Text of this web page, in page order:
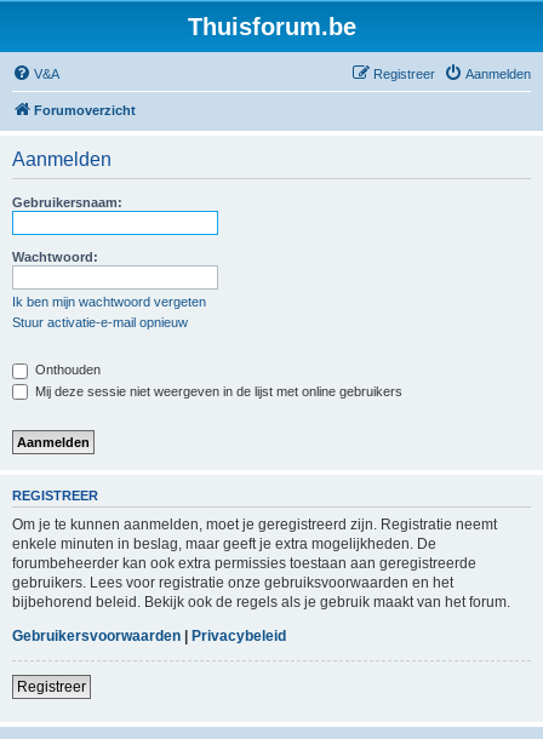
Thuisforum.be
V&A Aanmelden
Registreer
Forumoverzicht
Aanmelden
Gebruikersnaam:
Wachtwoord:
Ik ben mijn wachtwoord vergeten
Stuur activatie-e-mail opnieuw
Onthouden
Mij deze sessie niet weergeven in de lijst met online gebruikers
REGISTREER
Om je te kunnen aanmelden, moet je geregistreerd zijn. Registratie neemt
enkele minuten in beslag, maar geeft je extra mogelijkheden. De
forumbeheerder kan ook extra permissies toestaan aan geregistreerde
gebruikers. Lees voor registratie onze gebruiksvoorwaarden en het
bijbehorend beleid. Bekijk ook de regels als je gebruik maakt van het forum.
Gebruikersvoorwaarden | Privacybeleid
Registreer